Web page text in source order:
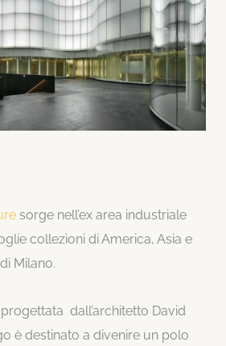
sorge nell’ex area industriale
collezioni di America, Asia e
Milano.
dall’architetto David
è destinato a divenire un polo